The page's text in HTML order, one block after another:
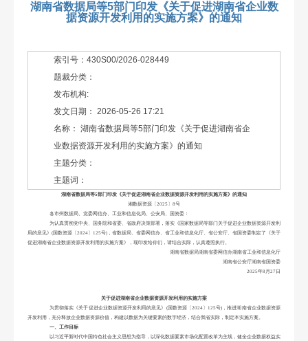
湖南省数据局等5部门印发《关于促进湖南省企业数
据资源开发利用的实施方案》的通知
索引号：430S00/2026-028449
题裁分类：
发布机构:
发文日期： 2026-05-26 17:21
名称： 湖南省数据局等5部门印发《关于促进湖南省企
业数据资源开发利用的实施方案》的通知
主题分类：
主题词：
湖南省数据局等5部门印发《关于促进湖南省企业数据资源开发利用的实施方案》的通知
湘数据资源〔 2025〕8号
各市州数据局、党委网信办、工业和信息化局、公安局、国资委：
为认真贯彻党中央、国务院和省委、省政府决策部署，落实《国家数据局等部门关于促进企业数据资源开发利
用的意见》 (国数资源〔2024〕125号)，省数据局、省委网信办、省工业和信息化厅、省公安厅、省国资委制定了《关于
促进湖南省企业数据资源开发利用的实施方案》，现印发给你们，请结合实际，认真遵照执行。
湖南省数据局湖南省委网信办湖南省工业和信息化厅
湖南省公安厅湖南省国资委
2025年8月27日
关于促进湖南省企业数据资源开发利用的实施方案
为贯彻落实《关于促进企业数据资源开发利用的意见》 (国数资源〔2024〕125号)，推进湖南省企业数据资源
开发利用，充分释放企业数据资源价值，构建以数据为关键要素的数字经济，结合我省实际，制定本实施方案。
一、工作目标
以习近平新时代中国特色社会主义思想为指导，以深化数据要素市场化配置改革为主线，健全企业数据权益实